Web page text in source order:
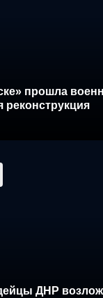
прошла
реконструкция
ДНР